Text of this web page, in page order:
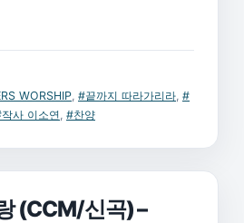
WORSHIP, #끝까지 따라가리라, #
사 이소연, #찬양
(CCM/신곡) –